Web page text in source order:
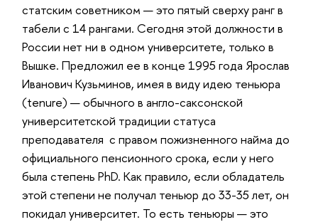
статским советником — это пятый сверху ранг в
табели с 14 рангами. Сегодня этой должности в
России нет ни в одном университете, только в
Вышке. Предложил ее в конце 1995 года Ярослав
Иванович Кузьминов, имея в виду идею теньюра
(tenure) — обычного в англо-саксонской
университетской традиции статуса
преподавателя с правом пожизненного найма до
официального пенсионного срока, если у него
была степень PhD. Как правило, если обладатель
этой степени не получал теньюр до 33-35 лет, он
покидал университет. То есть теньюры — это